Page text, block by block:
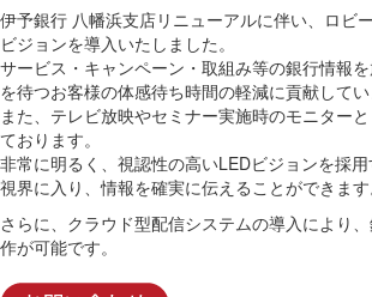
伊予銀行 八幡浜支店リニューアルに伴い、ロビ
ビジョンを導入いたしました。
サービス・キャンペーン・取組み等の銀行情報
を待つお客様の体感待ち時間の軽減に貢献してい
また、テレビ放映やセミナー実施時のモニター
ております。
非常に明るく、視認性の高いLEDビジョンを採
視界に入り、情報を確実に伝えることができます
さらに、クラウド型配信システムの導入により
作が可能です。